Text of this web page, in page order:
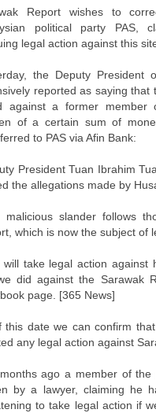
Report wishes to
political party PAS,
legal action against this
the Deputy President
reported as saying that
against a former
of a certain sum of
to PAS via Afin Bank:
President Tuan Ibrahim
the allegations made by
malicious slander follows
which is now the subject of
will take legal action against
did against the Sarawak
page. [365 News]
this date we can confirm
any legal action against
ago a member of the
by a lawyer, claiming he
to take legal action if